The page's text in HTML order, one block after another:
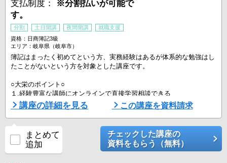
支払制度：
※分割払いが可能で
す。
分割 土日開講 夜間開講
就職支援
資格：日商簿記3級
エリア：岐阜県（岐阜市）
簿記はまったく初めてという方、実務経験はあるが体系的な勉強はし
たことがないという方を対象とした講座です。
○大栄のポイント○
１.経験豊富な講師にオンラインで直接学習相談できる
学習面のお悩みも経験豊富な講師がその場で解決！！あらゆる学習相
談について一人ひとり丁寧にアドバイスいたしますので、試験直前で
焦ることなくスキルアップできます！
2.全国約100拠点で通学でもオンラインでも通いやすい
大栄は全国100拠点以上の校舎を展開。平日の朝10時30分から夜21時
講座の詳細を見る この講座を資料請求
まとめて
追加
チェックした講座の
資料をもらう（無料）